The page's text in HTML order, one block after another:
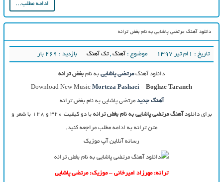
ادامه مطلب...
دانلود آهنگ مرتضی پاشایی به نام بغض ترانه
تاریخ : ۱ام تیر ۱۳۹۷ موضوع : آهنگ,تک آهنگ بازدید : 269 بار
دانلود آهنگمرتضی پاشایی به نام بغض ترانه
Download New Music Morteza Pashaei – Boghze Taraneh
آهنگ جدید مرتضی پاشایی به نام بغض ترانه
برای دانلود آهنگ مرتضی پاشایی به نام بغض ترانه با دو کیفیت ۳۲۰ و ۱۲۸ با شعر و
متن ترانه به ادامه مطلب مراجعه کنید.
رسانه آنلاین آپ موزیک
ترانه: مهرزاد امیرخانی – موزیک: مرتضی پاشایی